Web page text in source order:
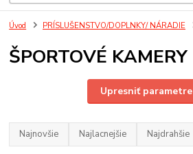
Úvod PRÍSLUŠENSTVO/DOPLNKY/ NÁRADIE
ŠPORTOVÉ KAMERY
Upresniť parametre
Najnovšie Najlacnejšie Najdrahšie